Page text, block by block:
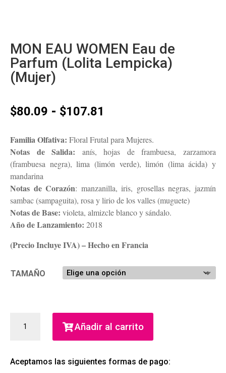
MON EAU WOMEN Eau de
Parfum (Lolita Lempicka)
(Mujer)
$80.09 - $107.81
precios:
desde
$80.09
hasta
Familia Olfativa: Floral Frutal para Mujeres.
Notas de Salida: anís, hojas de frambuesa, zarzamora
(frambuesa negra), lima (limón verde), limón (lima ácida) y
mandarina
Notas de Corazón: manzanilla, iris, grosellas negras, jazmín
sambac (sampaguita), rosa y lirio de los valles (muguete)
Notas de Base: violeta, almizcle blanco y sándalo.
Año de Lanzamiento: 2018
(Precio Incluye IVA) – Hecho en Francia
TAMAÑO
DE
Añadir al carrito
Aceptamos las siguientes formas de pago: